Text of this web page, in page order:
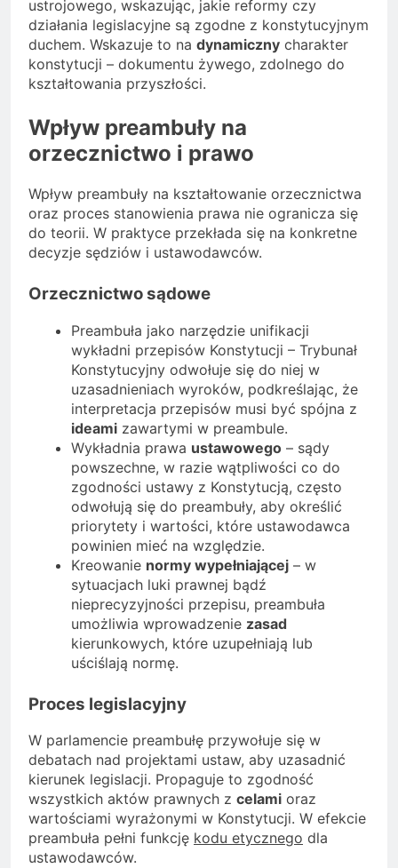
ustrojowego, wskazując, jakie reformy czy
działania legislacyjne są zgodne z konstytucyjnym
duchem. Wskazuje to na dynamiczny charakter
konstytucji – dokumentu żywego, zdolnego do
kształtowania przyszłości.
Wpływ preambuły na
orzecznictwo i prawo
Wpływ preambuły na kształtowanie orzecznictwa
oraz proces stanowienia prawa nie ogranicza się
do teorii. W praktyce przekłada się na konkretne
decyzje sędziów i ustawodawców.
Orzecznictwo sądowe
Preambuła jako narzędzie unifikacji
wykładni przepisów Konstytucji – Trybunał
Konstytucyjny odwołuje się do niej w
uzasadnieniach wyroków, podkreślając, że
interpretacja przepisów musi być spójna z
ideami zawartymi w preambule.
Wykładnia prawa ustawowego – sądy
powszechne, w razie wątpliwości co do
zgodności ustawy z Konstytucją, często
odwołują się do preambuły, aby określić
priorytety i wartości, które ustawodawca
powinien mieć na względzie.
Kreowanie normy wypełniającej – w
sytuacjach luki prawnej bądź
nieprecyzyjności przepisu, preambuła
umożliwia wprowadzenie zasad
kierunkowych, które uzupełniają lub
uściślają normę.
Proces legislacyjny
W parlamencie preambułę przywołuje się w
debatach nad projektami ustaw, aby uzasadnić
kierunek legislacji. Propaguje to zgodność
wszystkich aktów prawnych z celami oraz
wartościami wyrażonymi w Konstytucji. W efekcie
preambuła pełni funkcję kodu etycznego dla
ustawodawców.